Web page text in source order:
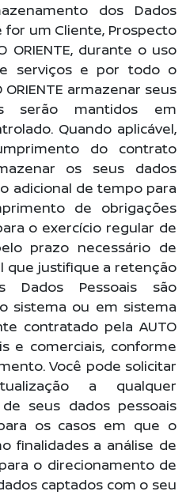
dos Dados
for um Cliente, Prospecto
ORIENTE, durante o uso
serviços e por todo o
armazenar seus
serão mantidos em
Quando aplicável,
do contrato
os seus dados
adicional de tempo para
de obrigações
o exercício regular de
prazo necessário de
que justifique a retenção
Dados Pessoais são
sistema ou em sistema
contratado pela AUTO
e comerciais, conforme
Você pode solicitar
a qualquer
seus dados pessoais
os casos em que o
finalidades a análise de
o direcionamento de
captados com o seu